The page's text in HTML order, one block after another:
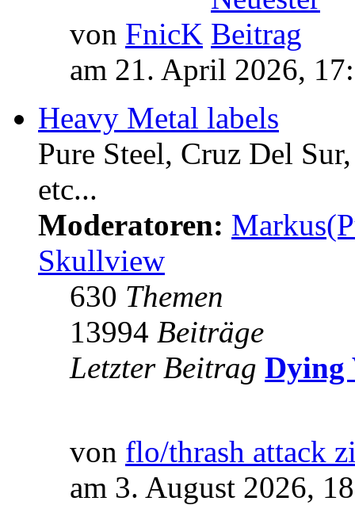
von FnicK
am 21. April 2026,
Heavy Metal labels
Pure Steel, Cruz Del
etc...
Moderatoren:
Skullview
630 Themen
13994 Beiträge
Letzter Beitrag Dying
von flo/thrash attack
am 3. August 2026,